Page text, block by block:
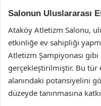
Salonun Uluslararası
Ataköy Atletizm Salonu,
etkinliğe ev sahipliği
Atletizm Şampiyonası
gerçekleştirilmiştir. Bu tür
alanındaki potansiyelini
düzeyde tanınmasına